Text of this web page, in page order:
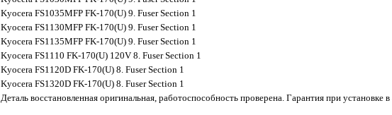
Kyocera FS1035MFP FK-170(U) 9. Fuser Section 1
Kyocera FS1130MFP FK-170(U) 9. Fuser Section 1
Kyocera FS1135MFP FK-170(U) 9. Fuser Section 1
Kyocera FS1110 FK-170(U) 120V 8. Fuser Section 1
Kyocera FS1120D FK-170(U) 8. Fuser Section 1
Kyocera FS1320D FK-170(U) 8. Fuser Section 1
Деталь восстановленная оригинальная, работоспособность проверена. Гарантия при установке